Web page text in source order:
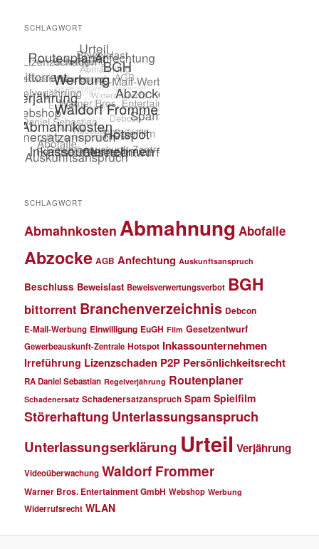
SCHLAGWORT
SCHLAGWORT
Abmahnkosten Abmahnung Abofalle
Abzocke AGB Anfechtung Auskunftsanspruch
Beschluss Beweislast Beweisverwertungsverbot BGH
bittorrent Branchenverzeichnis Debcon
E-Mail-Werbung Einwilligung EuGH Film Gesetzentwurf
Gewerbeauskunft-Zentrale Hotspot Inkassounternehmen
Irreführung Lizenzschaden P2P Persönlichkeitsrecht
RA Daniel Sebastian Regelverjährung Routenplaner
Schadenersatz Schadenersatzanspruch Spam Spielfilm
Störerhaftung Unterlassungsanspruch
Unterlassungserklärung Urteil Verjährung
Videoüberwachung Waldorf Frommer
Warner Bros. Entertainment GmbH Webshop Werbung
Widerrufsrecht WLAN